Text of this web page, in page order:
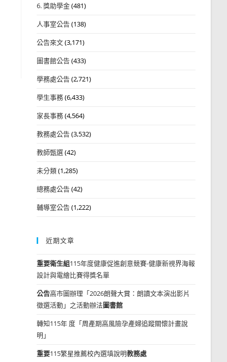
6. 獎助學金(481)
人事室公告(138)
公告來文(3,171)
圖書館公告(433)
學務處公告(2,721)
學生事務(6,433)
家長事務(4,564)
教務處公告(3,532)
教師甄選(42)
未分類(1,285)
總務處公告(42)
輔導室公告(1,222)
近期文章
重要衛生組115年度健康促進創意競賽-健康新視界海報
設計與電繪比賽得獎名單
公告高市圖辦理「2026朗聲大賞：朗讀文本演出影片
徵選活動」之活動辦法圖書館
轉知115年 度「周產期高風險孕產婦追蹤關懷計畫說
明」
重要115繁星推薦校內選填說明教務處